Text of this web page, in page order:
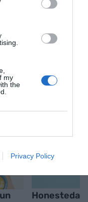
my
the
Privacy Policy
Honestedat